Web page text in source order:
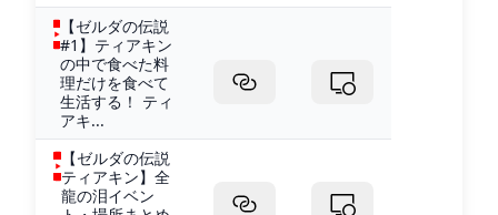
【ゼルダの伝説
#1】ティアキン
の中で食べた料
理だけを食べて
生活する！ ティ
アキ...
【ゼルダの伝説
ティアキン】全
龍の泪イベン